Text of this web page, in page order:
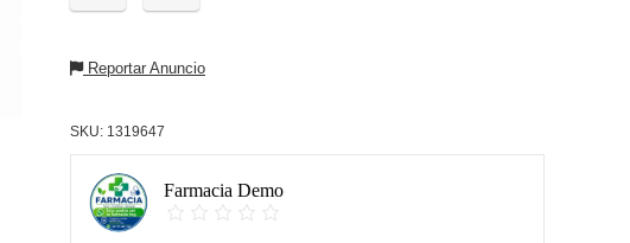
Reportar Anuncio
SKU: 1319647
Farmacia Demo